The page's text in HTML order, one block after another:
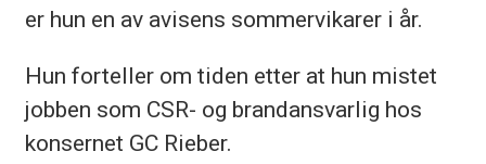
er hun en av avisens sommervikarer i år.
Hun forteller om tiden etter at hun mistet
jobben som CSR- og brandansvarlig hos
konsernet GC Rieber.